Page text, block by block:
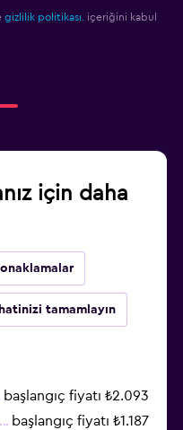
gizlilik politikası.
içeriğini kabul
için daha
tamamlayın
başlangıç fiyatı ₺2.093
başlangıç fiyatı ₺1.187